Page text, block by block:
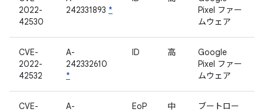
2022-
42530
242331893 *
Pixel ファー
ムウェア
CVE-
2022-
42532
A-
242332610
*
ID 高
Google
Pixel ファー
ムウェア
CVE-
A-
EoP
中
ブートロー